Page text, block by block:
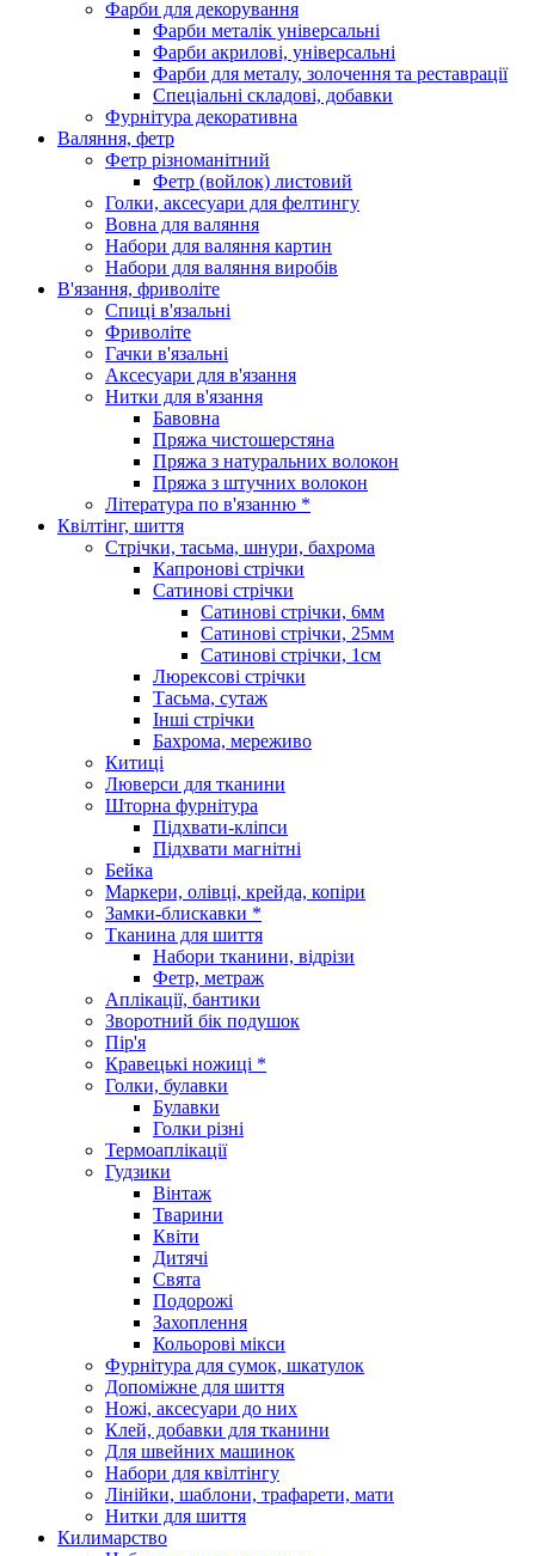
Фарби для декорування
Фарби металік універсальні
Фарби акрилові, універсальні
Фарби для металу, золочення та реставрації
Спеціальні складові, добавки
Фурнітура декоративна
Валяння, фетр
Фетр різноманітний
Фетр (войлок) листовий
Голки, аксесуари для фелтингу
Вовна для валяння
Набори для валяння картин
Набори для валяння виробів
В'язання, фриволіте
Спиці в'язальні
Фриволіте
Гачки в'язальні
Аксесуари для в'язання
Нитки для в'язання
Бавовна
Пряжа чистошерстяна
Пряжа з натуральних волокон
Пряжа з штучних волокон
Література по в'язанню *
Квілтінг, шиття
Стрічки, тасьма, шнури, бахрома
Капронові стрічки
Сатинові стрічки
Сатинові стрічки, 6мм
Сатинові стрічки, 25мм
Сатинові стрічки, 1см
Люрексові стрічки
Тасьма, сутаж
Інші стрічки
Бахрома, мереживо
Китиці
Люверси для тканини
Шторна фурнітура
Підхвати-кліпси
Підхвати магнітні
Бейка
Маркери, олівці, крейда, копіри
Замки-блискавки *
Тканина для шиття
Набори тканини, відрізи
Фетр, метраж
Аплікації, бантики
Зворотний бік подушок
Пір'я
Кравецькі ножиці *
Голки, булавки
Булавки
Голки різні
Термоаплікації
Гудзики
Вінтаж
Тварини
Квіти
Дитячі
Свята
Подорожі
Захоплення
Кольорові мікси
Фурнітура для сумок, шкатулок
Допоміжне для шиття
Ножі, аксесуари до них
Клей, добавки для тканини
Для швейних машинок
Набори для квілтінгу
Лінійки, шаблони, трафарети, мати
Нитки для шиття
Килимарство